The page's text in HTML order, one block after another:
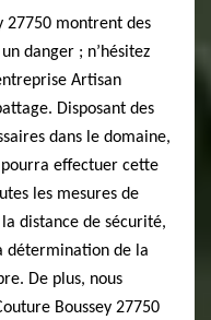
27750 montrent des
danger ; n’hésitez
Artisan
Disposant des
dans le domaine,
effectuer cette
les mesures de
distance de sécurité,
détermination de la
De plus, nous
Boussey 27750